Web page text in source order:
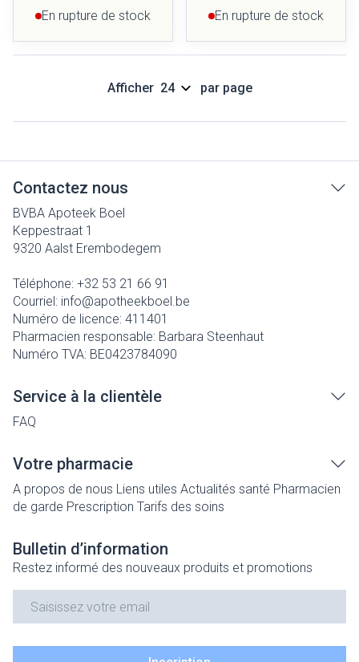
En rupture de stock En rupture de stock
Afficher par page
Contactez nous
BVBA Apoteek Boel
Keppestraat 1
9320 Aalst Erembodegem
Téléphone: +32 53 21 66 91
Courriel: info@apotheekboel.be
Numéro de licence: 411401
Pharmacien responsable: Barbara Steenhaut
Numéro TVA: BE0423784090
Service à la clientèle
FAQ
Votre pharmacie
A propos de nous Liens utiles Actualités santé Pharmacien
de garde Prescription Tarifs des soins
Bulletin d’information
Restez informé des nouveaux produits et promotions